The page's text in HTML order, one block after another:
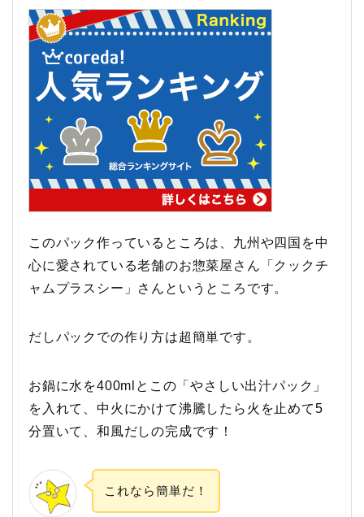
このパック作っているところは、九州や四国を中
心に愛されている老舗のお惣菜屋さん「クックチ
ャムプラスシー」さんというところです。
だしパックでの作り方は超簡単です。
お鍋に水を400mlとこの「やさしい出汁パック」
を入れて、中火にかけて沸騰したら火を止めて5
分置いて、和風だしの完成です！
これなら簡単だ！